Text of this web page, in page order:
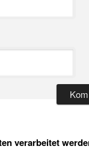
verarbeitet